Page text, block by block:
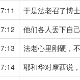
7:11
于是法老召了博
7:12
他们各人丢下自
7:13
法老心里刚硬，
7:14
耶和华对摩西说